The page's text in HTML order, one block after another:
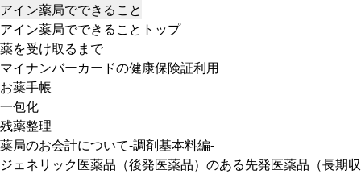
アイン薬局でできること
アイン薬局でできることトップ
薬を受け取るまで
マイナンバーカードの健康保険証利用
お薬手帳
一包化
残薬整理
薬局のお会計について-調剤基本料編-
ジェネリック医薬品（後発医薬品）のある先発医薬品（長期収